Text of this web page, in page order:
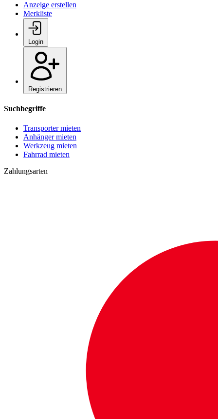
Anzeige erstellen
Merkliste
Login
Registrieren
Suchbegriffe
Transporter mieten
Anhänger mieten
Werkzeug mieten
Fahrrad mieten
Zahlungsarten